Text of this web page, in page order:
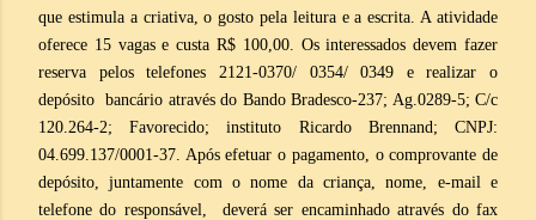
que estimula a criativa, o gosto pela leitura e a escrita. A atividade
oferece 15 vagas e custa R$ 100,00. Os interessados devem fazer
reserva pelos telefones 2121-0370/ 0354/ 0349 e realizar o
depósito bancário através do Bando Bradesco-237; Ag.0289-5; C/c
120.264-2; Favorecido; instituto Ricardo Brennand; CNPJ:
04.699.137/0001-37. Após efetuar o pagamento, o comprovante de
depósito, juntamente com o nome da criança, nome, e-mail e
telefone do responsável, deverá ser encaminhado através do fax